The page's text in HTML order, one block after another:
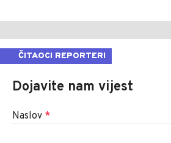
ČITAOCI REPORTERI
Dojavite nam vijest
Naslov *